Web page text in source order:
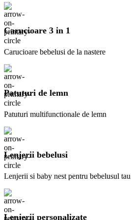
Carucioare 3 in 1
Carucioare bebelusi de la nastere
Patuturi de lemn
Patuturi multifunctionale de lemn
Lenjerii bebelusi
Lenjerii si baby nest pentru bebelusul tau
Lenjerii personalizate